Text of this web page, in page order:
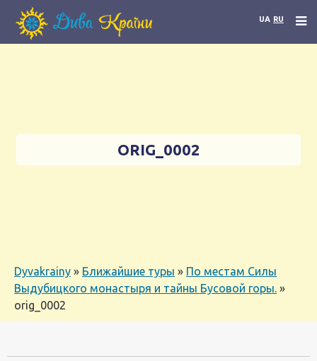
UA RU
ORIG_0002
Dyvakrainy » Ближайшие туры » По местам Силы
Выдубицкого монастыря и тайны Бусовой горы. »
orig_0002